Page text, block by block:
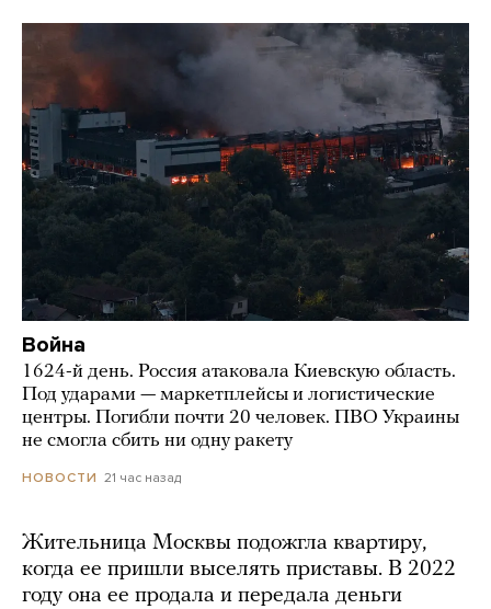
Война
1624-й день. Россия атаковала Киевскую область.
Под ударами — маркетплейсы и логистические
центры. Погибли почти 20 человек. ПВО Украины
не смогла сбить ни одну ракету
НОВОСТИ 21 час назад
Жительница Москвы подожгла квартиру,
когда ее пришли выселять приставы. В 2022
году она ее продала и передала деньги